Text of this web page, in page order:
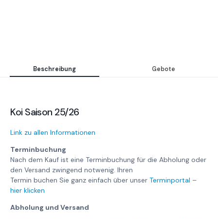
Beschreibung Gebote
Koi Saison 25/26
Link zu allen Informationen
Terminbuchung
Nach dem Kauf ist eine Terminbuchung für die Abholung oder
den Versand zwingend notwenig. Ihren
Termin buchen Sie ganz einfach über unserTerminportal –
hier klicken
Abholung und Versand